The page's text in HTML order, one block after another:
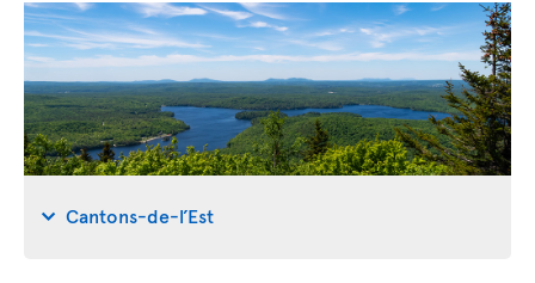
Cantons-de-l’Est